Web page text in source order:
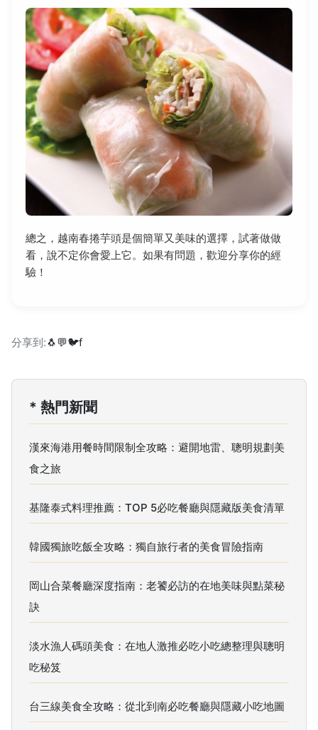
總之，越南春捲芋頭是個簡單又美味的選擇，試著做做
看，說不定你會愛上它。如果有問題，歡迎分享你的經
驗！
分享到:🐧💬🐦f
* 熱門新聞
漢來海港用餐時間限制全攻略：避開地雷、聰明規劃美
食之旅
基隆泰式料理推薦：TOP 5必吃餐廳與隱藏版美食清單
韓國獨旅吃飯全攻略：獨自旅行者的美食冒險指南
岡山合菜餐廳深度指南：老饕必訪的在地美味與點菜秘
訣
淡水漁人碼頭美食：在地人激推必吃小吃總整理與聰明
吃秘笈
台三線美食全攻略：從北到南必吃餐廳與隱藏小吃地圖